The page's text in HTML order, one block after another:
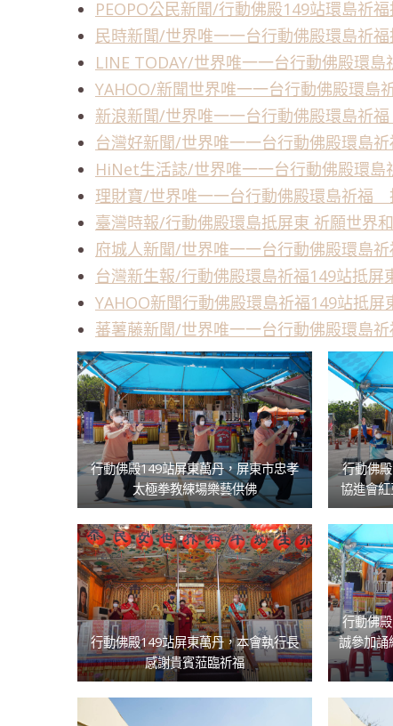
PEOPO公民新聞/行動佛殿149站環島祈
民時新聞/世界唯一一台行動佛殿環島祈
LINE TODAY/世界唯一一台行動佛殿環
YAHOO/新聞世界唯一一台行動佛殿環
新浪新聞/世界唯一一台行動佛殿環島祈
台灣好新聞/世界唯一一台行動佛殿環島
HiNet生活誌/世界唯一一台行動佛殿環
理財寶/世界唯一一台行動佛殿環島祈福
臺灣時報/行動佛殿環島抵屏東 祈願世界
府城人新聞/世界唯一一台行動佛殿環島
台灣新生報/行動佛殿環島祈福149站抵屏
YAHOO新聞行動佛殿環島祈福149站抵屏
蕃薯藤新聞/世界唯一一台行動佛殿環島
行動佛殿149站屏東萬丹，屏東市忠孝
太極拳教練場樂藝供佛
行動佛
協進會
行動佛殿149站屏東萬丹，本會執行長
感謝貴賓蒞臨祈福
行動佛
誠參加誦